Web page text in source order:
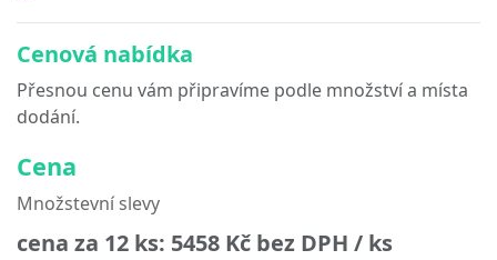
Cenová nabídka
Přesnou cenu vám připravíme podle množství a místa
dodání.
Cena
Množstevní slevy
cena za 12 ks: 5458 Kč bez DPH / ks